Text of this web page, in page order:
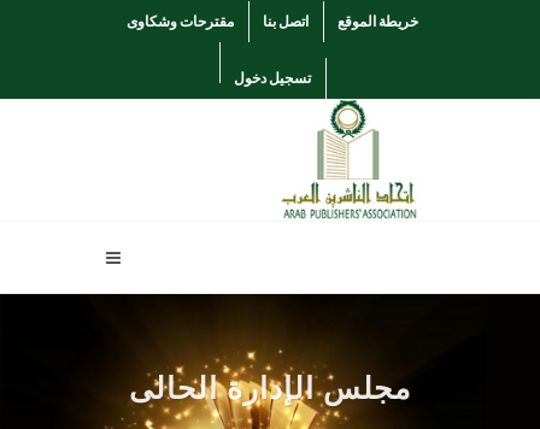
خريطة الموقع اتصل بنا مقترحات وشكاوى
تسجيل دخول
مجلس الإدارة الحالى